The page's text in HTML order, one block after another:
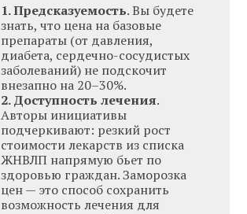
1. Предсказуемость. Вы будете
знать, что цена на базовые
препараты (от давления,
диабета, сердечно-сосудистых
заболеваний) не подскочит
внезапно на 20–30%.
2. Доступность лечения.
Авторы инициативы
подчеркивают: резкий рост
стоимости лекарств из списка
ЖНВЛП напрямую бьет по
здоровью граждан. Заморозка
цен — это способ сохранить
возможность лечения для